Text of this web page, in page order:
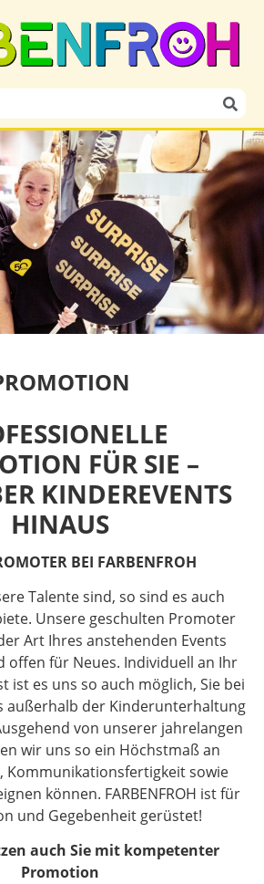
FÜR SIE –
KINDER­EVENTS
HINAUS
BEI FARBENFROH
Talente sind, so sind es auch
Unsere geschulten Promoter
Art Ihres anstehenden Events
offen für Neues. Individuell an Ihr
ist es uns so auch möglich, Sie bei
außerhalb der Kinderunterhaltung
von unserer jahrelangen
wir uns so ein Höchstmaß an
Kommunikationsfertigkeit sowie
können. FARBENFROH ist für
und Gegebenheit gerüstet!
auch Sie mit kompetenter
Promotion